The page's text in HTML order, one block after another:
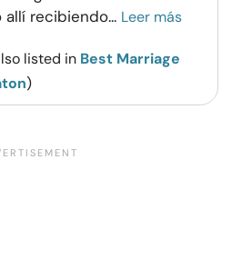
allí recibiendo... Leer más
listed in Best Marriage
)